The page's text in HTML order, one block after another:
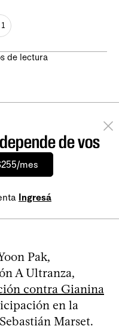
1
de lectura
de vos
mes
Ingresá
Pak,
A Ultranza,
contra Gianina
en la
Marset.